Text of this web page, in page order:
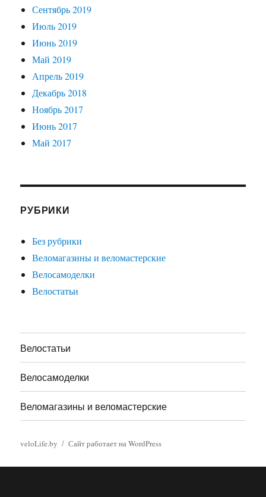
Сентябрь 2019
Июль 2019
Июнь 2019
Май 2019
Апрель 2019
Декабрь 2018
Ноябрь 2017
Июнь 2017
Май 2017
РУБРИКИ
Без рубрики
Веломагазины и веломастерские
Велосамоделки
Велостатьи
Велостатьи
Велосамоделки
Веломагазины и веломастерские
veloLife.by Сайт работает на WordPress